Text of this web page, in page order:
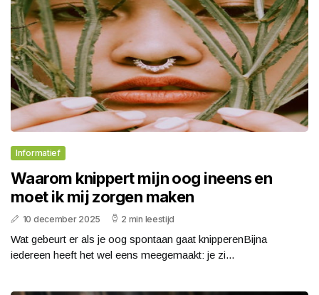
Informatief
Waarom knippert mijn oog ineens en
moet ik mij zorgen maken
10 december 2025 2 min leestijd
Wat gebeurt er als je oog spontaan gaat knipperenBijna
iedereen heeft het wel eens meegemaakt: je zi...